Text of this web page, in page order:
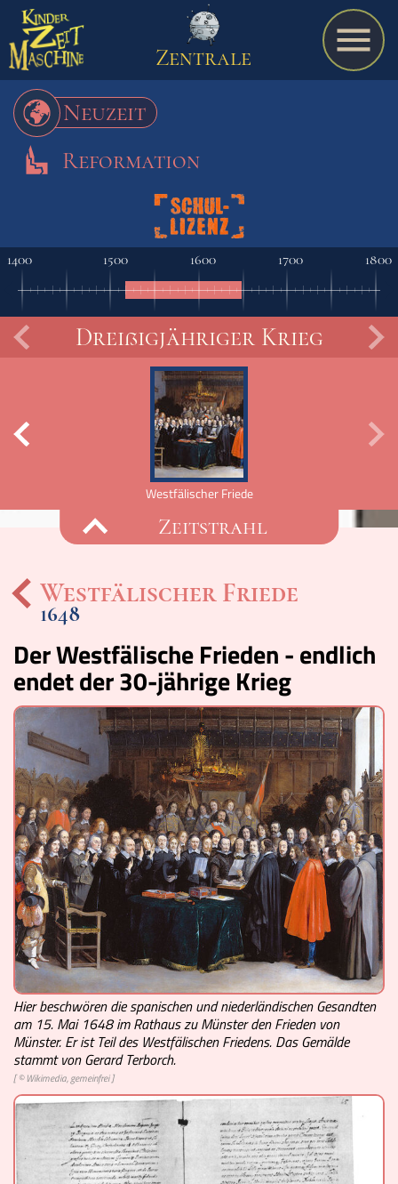
Spiel
A bis Z
Termine
Schulmaterialien
Zentrale
Neuzeit
Reformation
1400 1500 1600 1700 1800
Dreißigjähriger Krieg
Westfälischer Friede
Zeitstrahl
Lucys Wissensbox
Karte
Quiz
Memospiel
Videos
Mach mit!
Buchtipps
Schulmaterialien
Museen
Westfälischer Friede
1648
Der Westfälische Frieden - endlich
endet der 30-jährige Krieg
Hier beschwören die spanischen und niederländischen Gesandten
am 15. Mai 1648 im Rathaus zu Münster den Frieden von
Münster. Er ist Teil des Westfälischen Friedens. Das Gemälde
stammt von Gerard Terborch.
[ © Wikimedia, gemeinfrei ]